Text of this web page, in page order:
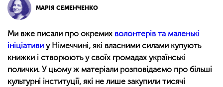
МАРІЯ СЕМЕНЧЕНКО
Ми вже писали про окремих волонтерів та маленькі
ініціативи у Німеччині, які власними силами купують
книжки і створюють у своїх громадах українські
полички. У цьому ж матеріали розповідаємо про більші
культурні інституції, які не лише закупили тисячі